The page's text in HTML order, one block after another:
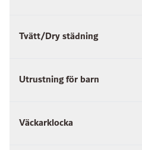
Tvätt/Dry städning
Utrustning för barn
Väckarklocka